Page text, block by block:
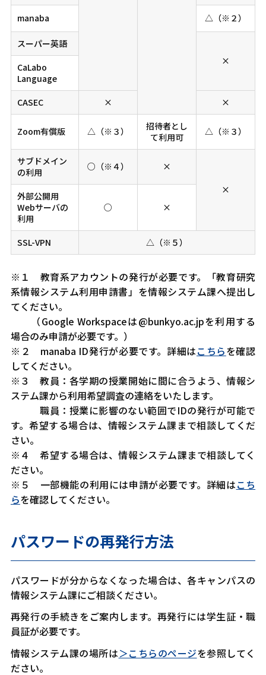
manaba △（※２）
スーパー英語
×
CaLabo
Language
CASEC
× ×
Zoom有償版 △（※３）
招待者とし
て利用可
△（※３）
サブドメイン
の利用
○（※４）
×
×
外部公開用
Webサーバの
利用
○ ×
SSL-VPN △（※５）
※１ 教育系アカウントの発行が必要です。「教育研究
系情報システム利用申請書」を情報システム課へ提出し
てください。
（Google Workspaceは@bunkyo.ac.jpを利用する
場合のみ申請が必要です。）
※２ manaba ID発行が必要です。詳細はこちらを確認
してください。
※３ 教員：各学期の授業開始に間に合うよう、情報シ
ステム課から利用希望調査の連絡をいたします。
職員：授業に影響のない範囲でIDの発行が可能で
す。希望する場合は、情報システム課まで相談してくだ
さい。
※４ 希望する場合は、情報システム課まで相談してく
ださい。
※５ 一部機能の利用には申請が必要です。詳細はこち
らを確認してください。
パスワードの再発行方法
パスワードが分からなくなった場合は、各キャンパスの
情報システム課にご相談ください。
再発行の手続きをご案内します。再発行には学生証・職
員証が必要です。
情報システム課の場所は＞こちらのページを参照してく
ださい。